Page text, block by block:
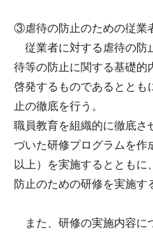
③虐待の防止のための従業
従業者に対する虐待の防
待等の防止に関する基礎的
啓発するものであるととも
止の徹底を行う。
職員教育を組織的に徹底さ
づいた研修プログラムを作
以上）を実施するとともに
防止のための研修を実施す
また、研修の実施内容に